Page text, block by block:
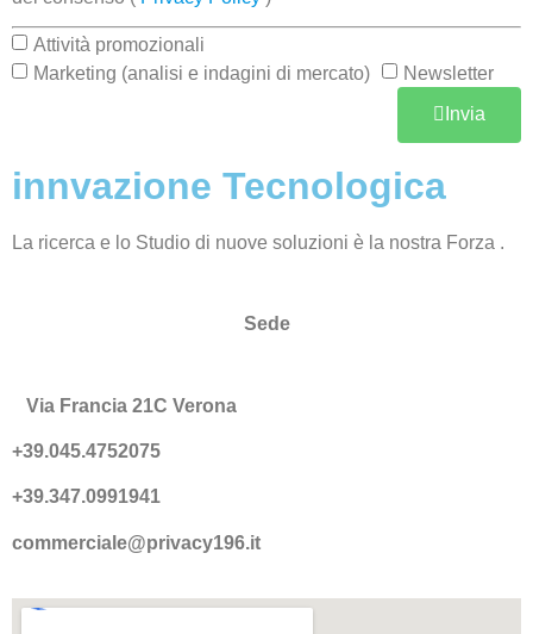
Attività promozionali
Marketing (analisi e indagini di mercato)
Newsletter
Invia
innvazione Tecnologica
La ricerca e lo Studio di nuove soluzioni è la nostra Forza .
Sede
Via Francia 21C Verona
+39.045.4752075
+39.347.0991941
commerciale@privacy196.it